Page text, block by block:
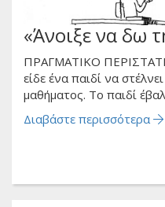
«Άνοιξε να δω
ΠΡΑΓΜΑΤΙΚΟ
είδε ένα παιδί να
μαθήματος. Το παιδί
Διαβάστε περισσότερα